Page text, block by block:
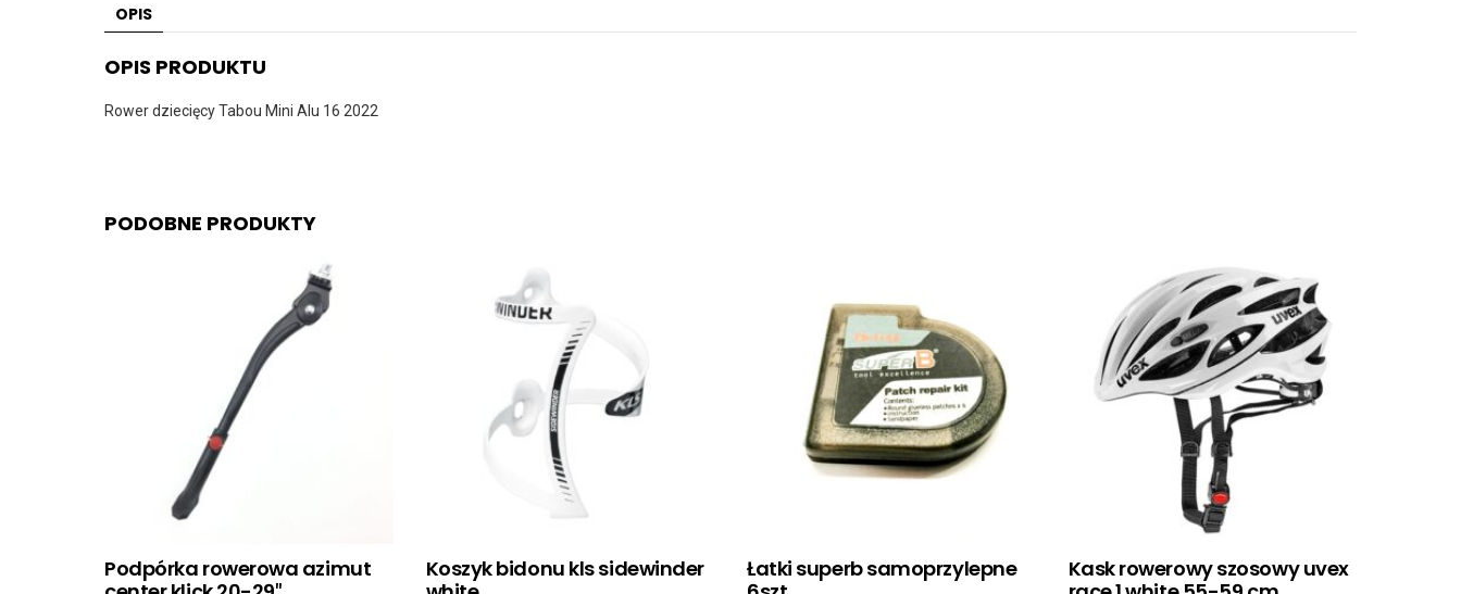
OPIS
OPIS PRODUKTU
Rower dziecięcy Tabou Mini Alu 16 2022
PODOBNE PRODUKTY
Podpórka rowerowa azimut
Koszyk bidonu kls sidewinder
Łatki superb samoprzylepne
Kask rowerowy szosowy uvex